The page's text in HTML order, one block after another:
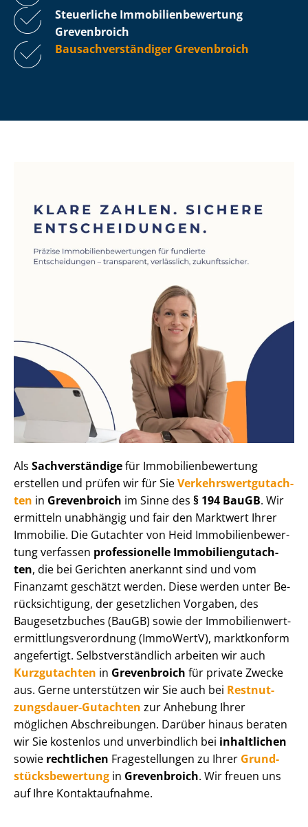
Steuerliche Im­mo­bi­li­en­be­wer­tung
Grevenbroich
Bau­sach­ver­stän­di­ger Grevenbroich
Als Sachverständigefür Im­mo­bi­li­en­be­wer­tung
erstellen und prüfen wir für SieVer­kehrs­wert­gut­ach­
ten in Grevenbroich im Sinne des § 194 BauGB. Wir
ermitteln unabhängig und fair den Marktwert Ihrer
Immobilie. Die Gutachter von Heid Im­mo­bi­li­en­be­wer­
tung verfassen professionelle Im­mo­bi­li­en­gut­ach­
ten, die bei Gerichten anerkannt sind und vom
Finanzamt geschätzt werden. Diese werden unter Be­
rück­sich­ti­gung, der gesetzlichen Vorgaben, des
Baugesetzbuches (BauGB) sowie der Im­mo­bi­li­en­wert­
ermitt­lungs­ver­ord­nung (ImmoWertV), marktkonform
angefertigt. Selbst­ver­ständ­lich arbeiten wir auch
Kurzgutachten in Grevenbroich für private Zwecke
aus. Gerne unterstützen wir Sie auch bei Rest­nut­
zungs­dau­er-Gutachten zur Anhebung Ihrer
möglichen Abschreibungen. Darüber hinaus beraten
wir Sie kostenlos und unverbindlich bei inhaltlichen
sowie rechtlichen Fragestellungen zu Ihrer Grund­
stücks­be­wer­tung in Grevenbroich. Wir freuen uns
auf Ihre Kontaktaufnahme.